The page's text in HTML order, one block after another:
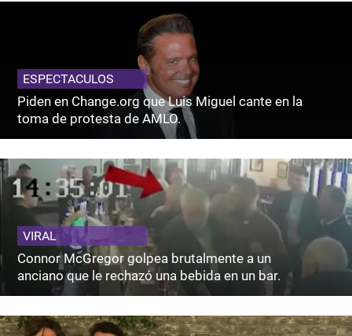
ESPECTACULOS
Piden en Change.org que Luis Miguel cante en la
toma de protesta de AMLO.
VIRAL
Connor McGregor golpea brutalmente a un
anciano que le rechazó una bebida en un bar.